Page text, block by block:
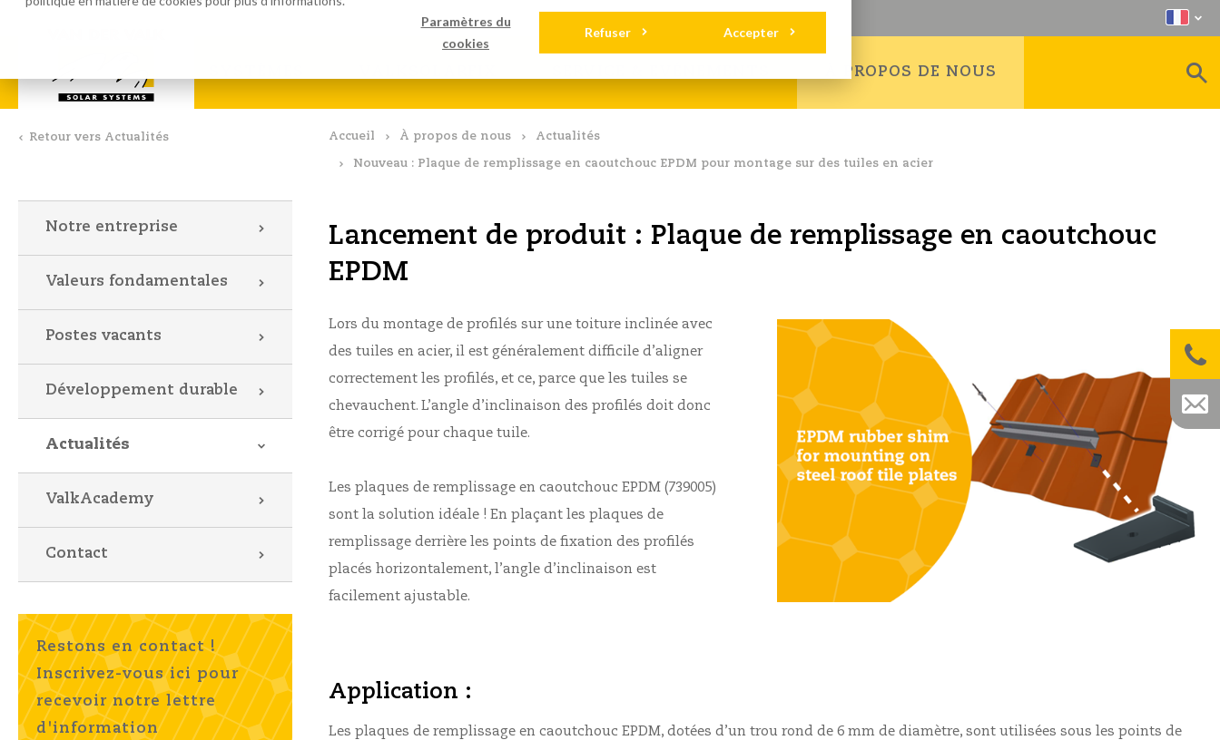
Paramètres du
cookies
Accepter
Refuser
À PROPOS DE NOUS
Téléchargements Contact
Accueil À propos de nous Actualités
Nouveau : Plaque de remplissage en caoutchouc EPDM pour montage sur des tuiles en acier
Lancement de produit : Plaque de remplissage en caoutchouc
EPDM
Lors du montage de profilés sur une toiture inclinée avec
des tuiles en acier, il est généralement difficile d’aligner
correctement les profilés, et ce, parce que les tuiles se
chevauchent. L’angle d’inclinaison des profilés doit donc
être corrigé pour chaque tuile.
Les plaques de remplissage en caoutchouc EPDM (739005)
sont la solution idéale ! En plaçant les plaques de
remplissage derrière les points de fixation des profilés
placés horizontalement, l’angle d’inclinaison est
facilement ajustable.
Application :
Les plaques de remplissage en caoutchouc EPDM, dotées d’un trou rond de 6 mm de diamètre, sont utilisées sous les points de
Retour vers Actualités
Notre entreprise
Valeurs fondamentales
Postes vacants
Développement durable
Actualités
ValkAcademy
Contact
Restons en contact !
Inscrivez-vous ici pour
recevoir notre lettre
d'information